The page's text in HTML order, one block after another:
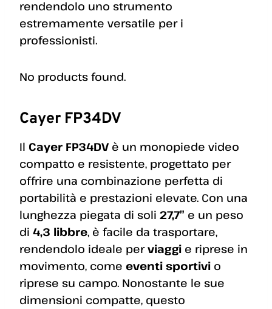
rendendolo uno strumento
estremamente versatile per i
professionisti.
No products found.
Cayer FP34DV
Il Cayer FP34DV è un monopiede video
compatto e resistente, progettato per
offrire una combinazione perfetta di
portabilità e prestazioni elevate. Con una
lunghezza piegata di soli 27,7″ e un peso
di 4,3 libbre, è facile da trasportare,
rendendolo ideale perviaggi e riprese in
movimento, come eventi sportivi o
riprese su campo. Nonostante le sue
dimensioni compatte, questo